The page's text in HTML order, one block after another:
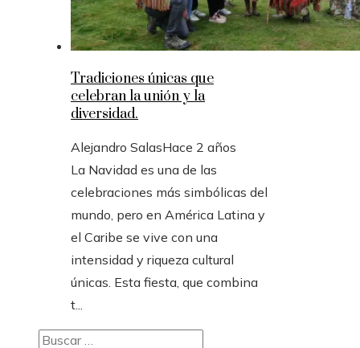
Tradiciones únicas que
celebran la unión y la
diversidad.
Alejandro SalasHace 2 años
La Navidad es una de las
celebraciones más simbólicas del
mundo, pero en América Latina y
el Caribe se vive con una
intensidad y riqueza cultural
únicas. Esta fiesta, que combina
t...
Buscar: